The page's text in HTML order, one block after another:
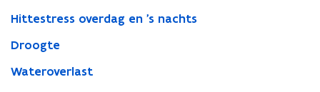
Hittestress overdag en 's nachts
Droogte
Wateroverlast